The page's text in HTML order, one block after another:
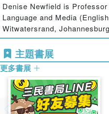
Denise Newfield is
Language and Media
Witwatersrand,
主題書展
更多書展